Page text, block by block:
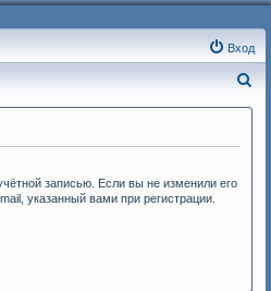
Вход
записью. Если вы не изменили его
указанный вами при регистрации.